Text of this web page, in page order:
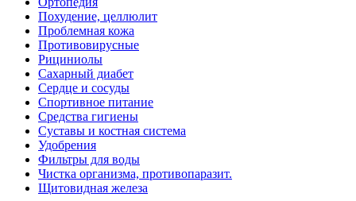
Похудение, целлюлит
Проблемная кожа
Противовирусные
Рициниолы
Сахарный диабет
Сердце и сосуды
Спортивное питание
Средства гигиены
Суставы и костная система
Удобрения
Фильтры для воды
Чистка организма, противопаразит.
Щитовидная железа